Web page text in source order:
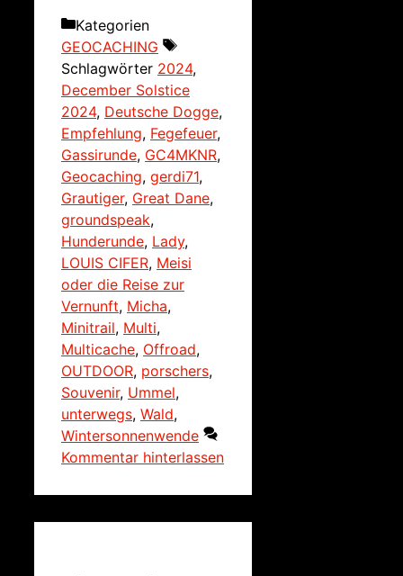
Kategorien
GEOCACHING
Schlagwörter 2024,
December Solstice
2024, Deutsche Dogge,
Empfehlung, Fegefeuer,
Gassirunde, GC4MKNR,
Geocaching, gerdi71,
Grautiger, Great Dane,
groundspeak,
Hunderunde, Lady,
LOUIS CIFER, Meisi
oder die Reise zur
Vernunft, Micha,
Minitrail, Multi,
Multicache, Offroad,
OUTDOOR, porschers,
Souvenir, Ummel,
unterwegs, Wald,
Wintersonnenwende
Kommentar hinterlassen